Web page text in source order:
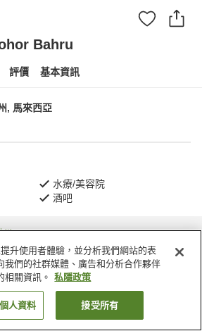
Bahru
評價 基本資訊
, 馬來西亞
水療/美容院
酒吧
州
Johor Bahru
找客房
升使用者體驗，並分析我們網站的表
我們的社群媒體、廣告和分析合作夥伴
相關資訊。
私隱政策
人資料 接受所有